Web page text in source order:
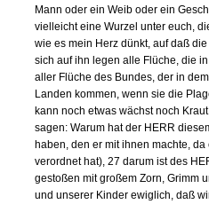
Mann oder ein Weib oder ein
vielleicht eine Wurzel unter euch,
wie es mein Herz dünkt, auf daß
sich auf ihn legen alle Flüche, die
aller Flüche des Bundes, der in
Landen kommen, wenn sie die
kann noch etwas wächst noch
sagen: Warum hat der HERR
haben, den er mit ihnen machte,
verordnet hat), 27 darum ist des
gestoßen mit großem Zorn, Grimm
und unserer Kinder ewiglich, daß